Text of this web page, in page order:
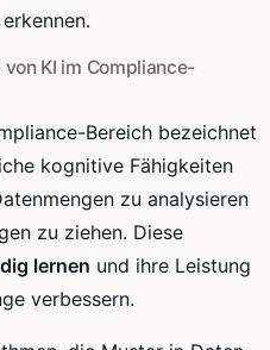
KI im Compliance-
Bereich bezeichnet
kognitive Fähigkeiten
zu analysieren
zu ziehen. Diese
lernen und ihre Leistung
verbessern.